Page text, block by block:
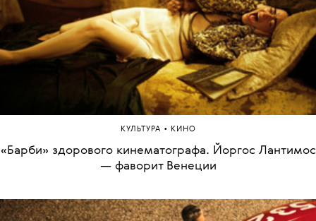
КУЛЬТУРА • КИНО
«Барби» здорового кинематографа. Йоргос Лантимос
— фаворит Венеции